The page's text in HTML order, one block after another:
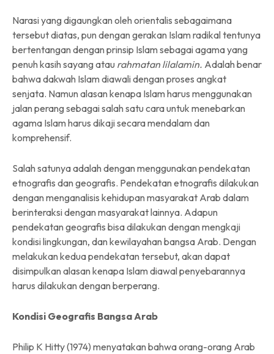
Narasi yang digaungkan oleh orientalis sebagaimana
tersebut diatas, pun dengan gerakan Islam radikal tentunya
bertentangan dengan prinsip Islam sebagai agama yang
penuh kasih sayang atau rahmatan lilalamin. Adalah benar
bahwa dakwah Islam diawali dengan proses angkat
senjata. Namun alasan kenapa Islam harus menggunakan
jalan perang sebagai salah satu cara untuk menebarkan
agama Islam harus dikaji secara mendalam dan
komprehensif.
Salah satunya adalah dengan menggunakan pendekatan
etnografis dan geografis. Pendekatan etnografis dilakukan
dengan menganalisis kehidupan masyarakat Arab dalam
berinteraksi dengan masyarakat lainnya. Adapun
pendekatan geografis bisa dilakukan dengan mengkaji
kondisi lingkungan, dan kewilayahan bangsa Arab. Dengan
melakukan kedua pendekatan tersebut, akan dapat
disimpulkan alasan kenapa Islam diawal penyebarannya
harus dilakukan dengan berperang.
Kondisi Geografis Bangsa Arab
Philip K Hitty (1974) menyatakan bahwa orang-orang Arab